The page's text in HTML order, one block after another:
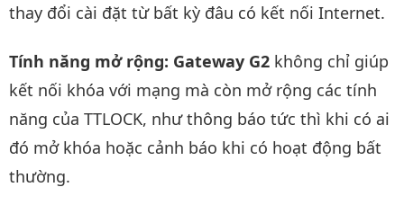
thay đổi cài đặt từ bất kỳ đâu có kết nối Internet.
Tính năng mở rộng: Gateway G2 không chỉ giúp
kết nối khóa với mạng mà còn mở rộng các tính
năng của TTLOCK, như thông báo tức thì khi có ai
đó mở khóa hoặc cảnh báo khi có hoạt động bất
thường.